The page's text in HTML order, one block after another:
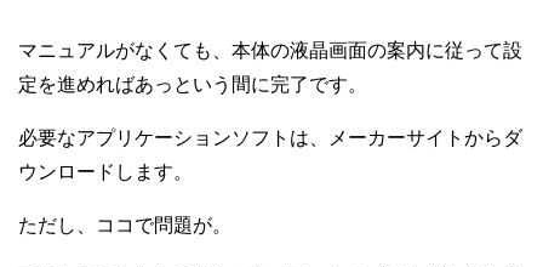
マニュアルがなくても、本体の液晶画面の案内に従って設
定を進めればあっという間に完了です。
必要なアプリケーションソフトは、メーカーサイトからダ
ウンロードします。
ただし、ココで問題が。